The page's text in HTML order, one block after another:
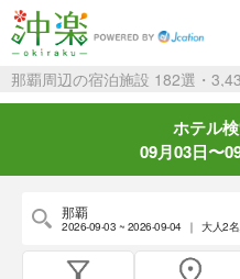
那覇周辺の宿泊施設 182選・
ホテル
09月03日〜
那覇
2026-09-03 ~ 2026-09-04 ｜ 大人2名,